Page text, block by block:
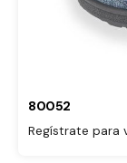
80052
Regístrate para